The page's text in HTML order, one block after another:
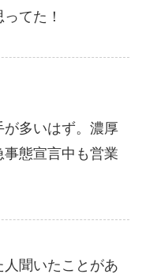
てた！
が多いはず。濃厚
態宣言中も営業
聞いたことがあ